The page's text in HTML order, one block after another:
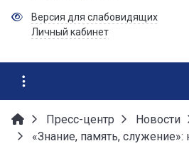
Версия для слабовидящих
Личный кабинет
Пресс-центр Новости
«Знание, память, служение»: